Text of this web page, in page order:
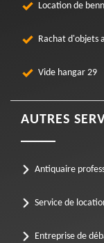
Location de
Rachat d'objets
Vide hangar 29
AUTRES
Antiquaire
Service de
Entreprise de